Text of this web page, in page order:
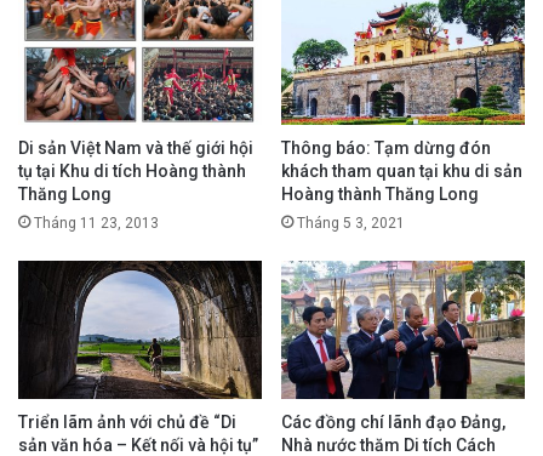
Di sản Việt Nam và thế giới hội
tụ tại Khu di tích Hoàng thành
Thăng Long
Tháng 11 23, 2013
Thông báo: Tạm dừng đón
khách tham quan tại khu di sản
Hoàng thành Thăng Long
Tháng 5 3, 2021
Triển lãm ảnh với chủ đề “Di
sản văn hóa – Kết nối và hội tụ”
Các đồng chí lãnh đạo Đảng,
Nhà nước thăm Di tích Cách